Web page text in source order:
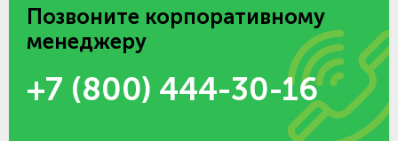
Позвоните корпоративному
менеджеру
+7 (800) 444-30-16